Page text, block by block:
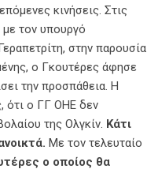
κινήσεις. Στις
τον υπουργό
στην παρουσία
ο Γκουτέρες άφησε
την προσπάθεια. Η
ότι ο ΓΓ ΟΗΕ δεν
της Ολγκίν. Κάτι
Με τον τελευταίο
ο οποίος θα